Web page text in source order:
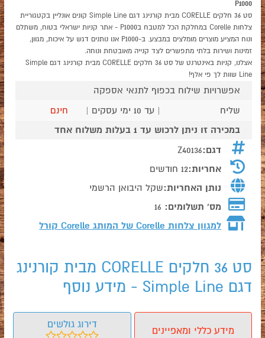
P1000
סט 36 חלקים CORELLE מבית קורנינג דגם Simple Line קונים אונליין בקטגוריית
צלחות Corelle במחלקת הכל למטבח בP1000 - אתר קניות ישראלי בטוח, משתלם
ונוח המציע מוצרים מומלצים במבצע. ב-P1000 אנו נותנים דגש על איכות, מגוון,
זמינות ושירות בלתי מתפשרים לצד קנייה מאובטחת ונוחה.
אצלנו, קניות באינטרנט של סט 36 חלקים CORELLE מבית קורנינג דגם Simple
Line שוות לך פי אלף!
אפשרויות שילוח בכפוף לתנאי אספקה
שליח
| עד 10 ימי עסקים |
חינם
במכירה זו ניתן לרכוש עד 1 בעלות משלוח אחד
דגם:Z40136
אחריות:12 חודשים
נותן האחריות:שקל היבואן הרשמי
מס' תשלומים: 16
למגוון צלחות Corelle של המותג
Corelle קורל
סט 36 חלקים CORELLE מבית קורנינג
דגם Simple Line - מידע נוסף
מידע כללי ומאפיינים
דירוג גולשים